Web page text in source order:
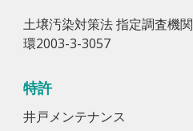
土壌汚染対策法 指定調査機関
環2003-3-3057
特許
井戸メンテナンス